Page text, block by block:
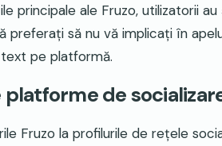
ale Fruzo, utilizatorii
să nu vă implicați în
pe platformă.
de
Fruzo la profilurile de rețele